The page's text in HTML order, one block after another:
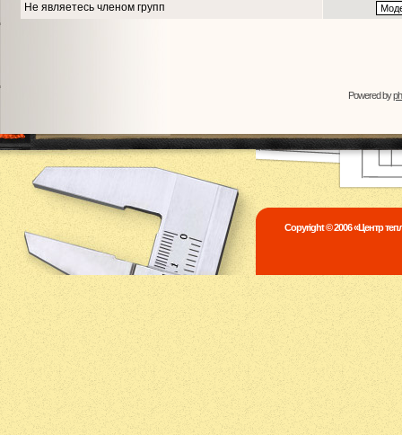
Не являетесь членом групп
Powered by
Copyright © 2006 «Центр